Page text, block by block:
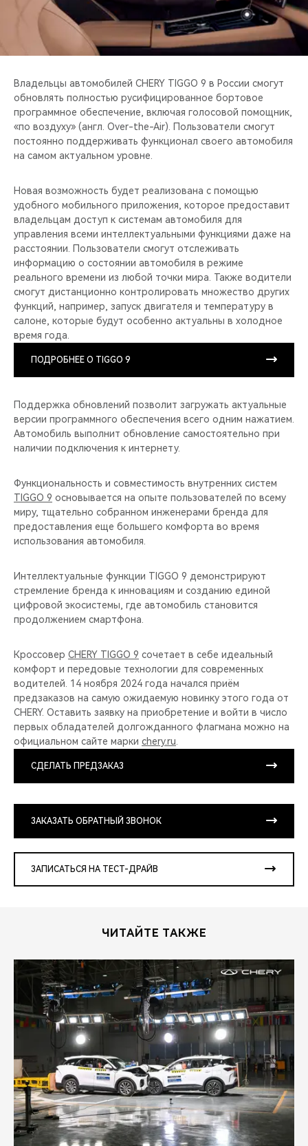
CHERY И СПОРТ
CHERY ДЛЯ ДЕТЕЙ
Владельцы автомобилей CHERY TIGGO 9 в России смогут
обновлять полностью русифицированное бортовое
программное обеспечение, включая голосовой помощник,
«по воздуху» (англ. Over-the-Air). Пользователи смогут
постоянно поддерживать функционал своего автомобиля
на самом актуальном уровне.
Новая возможность будет реализована с помощью
удобного мобильного приложения, которое предоставит
владельцам доступ к системам автомобиля для
управления всеми интеллектуальными функциями даже на
расстоянии. Пользователи смогут отслеживать
информацию о состоянии автомобиля в режиме
реального времени из любой точки мира. Также водители
смогут дистанционно контролировать множество других
функций, например, запуск двигателя и температуру в
салоне, которые будут особенно актуальны в холодное
время года.
ПОДРОБНЕЕ О TIGGO 9
Поддержка обновлений позволит загружать актуальные
версии программного обеспечения всего одним нажатием.
Автомобиль выполнит обновление самостоятельно при
наличии подключения к интернету.
Функциональность и совместимость внутренних систем
TIGGO 9 основывается на опыте пользователей по всему
миру, тщательно собранном инженерами бренда для
предоставления еще большего комфорта во время
использования автомобиля.
Интеллектуальные функции TIGGO 9 демонстрируют
стремление бренда к инновациям и созданию единой
цифровой экосистемы, где автомобиль становится
продолжением смартфона.
Кроссовер CHERY TIGGO 9 сочетает в себе идеальный
комфорт и передовые технологии для современных
водителей. 14 ноября 2024 года начался приём
предзаказов на самую ожидаемую новинку этого года от
CHERY. Оставить заявку на приобретение и войти в число
первых обладателей долгожданного флагмана можно на
официальном сайте марки chery.ru
СДЕЛАТЬ ПРЕДЗАКАЗ
ЗАКАЗАТЬ ОБРАТНЫЙ ЗВОНОК
ЗАПИСАТЬСЯ НА ТЕСТ-ДРАЙВ
ЧИТАЙТЕ ТАКЖЕ